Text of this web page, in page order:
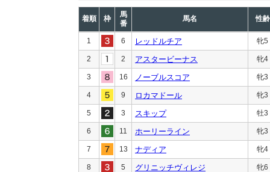
着順 枠
馬
番
馬名 性齢
1 6 レッドルチア 牝5
2 2 アスタービーナス 牝4
3 16 ノーブルスコア 牝3
4 9 ロカマドール 牝3
5 3 スキップ 牡3
6 11 ホーリーライン 牝3
7 13 ナディア 牝4
8 5 グリニッチヴィレジ 牝6